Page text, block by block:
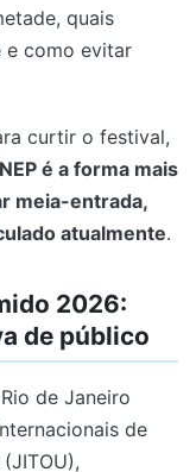
quais
e como evitar
curtir o festival,
é a forma mais
meia-entrada,
atualmente.
2026:
de público
de Janeiro
de